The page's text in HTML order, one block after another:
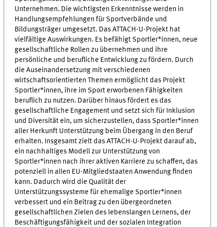
Unternehmen. Die wichtigsten Erkenntnisse werden in
Handlungsempfehlungen für Sportverbände und
Bildungsträger umgesetzt. Das ATTACH-U-Projekt hat
vielfältige Auswirkungen. Es befähigt Sportler*innen, neue
gesellschaftliche Rollen zu übernehmen und ihre
persönliche und berufliche Entwicklung zu fördern. Durch
die Auseinandersetzung mit verschiedenen
wirtschaftsorientierten Themen ermöglicht das Projekt
Sportler*innen, ihre im Sport erworbenen Fähigkeiten
beruflich zu nutzen. Darüber hinaus fördert es das
gesellschaftliche Engagement und setzt sich für Inklusion
und Diversität ein, um sicherzustellen, dass Sportler*innen
aller Herkunft Unterstützung beim Übergang in den Beruf
erhalten. Insgesamt zielt das ATTACH-U-Projekt darauf ab,
ein nachhaltiges Modell zur Unterstützung von
Sportler*innen nach ihrer aktiven Karriere zu schaffen, das
potenziell in allen EU-Mitgliedstaaten Anwendung finden
kann. Dadurch wird die Qualität der
Unterstützungssysteme für ehemalige Sportler*innen
verbessert und ein Beitrag zu den übergeordneten
gesellschaftlichen Zielen des lebenslangen Lernens, der
Beschäftigungsfähigkeit und der sozialen Integration